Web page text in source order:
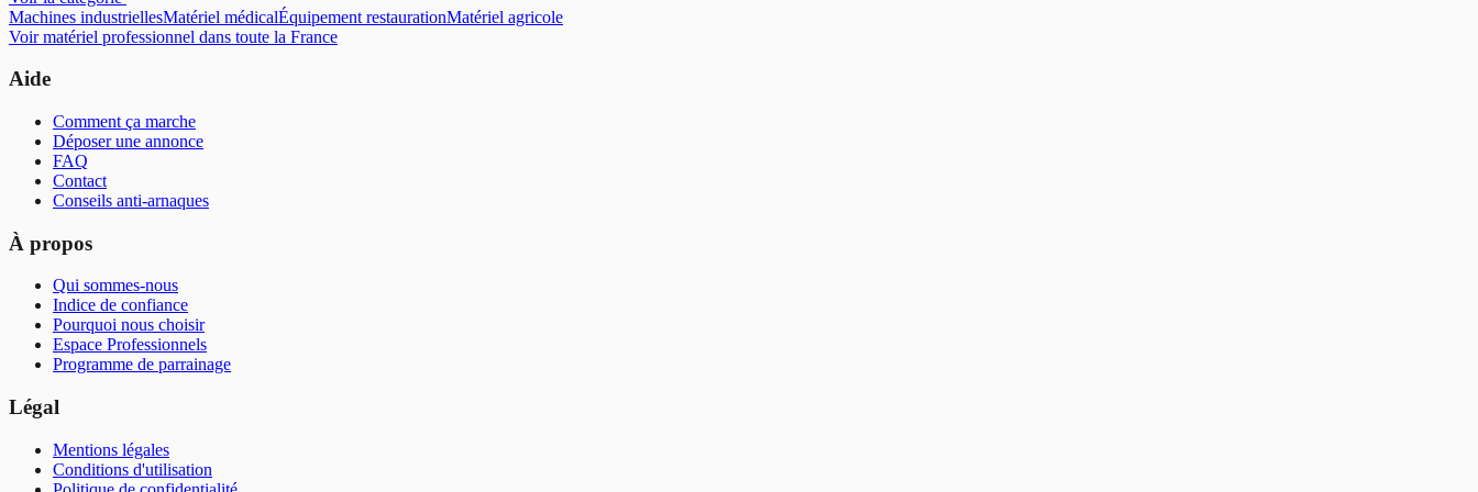
Machines industriellesMatériel médicalÉquipement restaurationMatériel agricole
Voirmatériel professionnel dans toute la France
Aide
Comment ça marche
Déposer une annonce
FAQ
Contact
Conseils anti-arnaques
À propos
Qui sommes-nous
Indice de confiance
Pourquoi nous choisir
Espace Professionnels
Programme de parrainage
Légal
Mentions légales
Conditions d'utilisation